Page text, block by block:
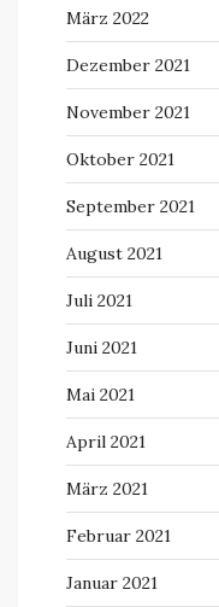
März 2022
Dezember 2021
November 2021
Oktober 2021
September 2021
August 2021
Juli 2021
Juni 2021
Mai 2021
April 2021
März 2021
Februar 2021
Januar 2021